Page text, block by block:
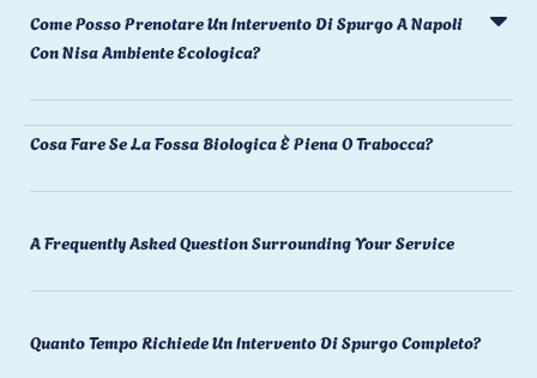
Come Posso Prenotare Un Intervento Di Spurgo A Napoli
Con Nisa Ambiente Ecologica?
Cosa Fare Se La Fossa Biologica È Piena O Trabocca?
A Frequently Asked Question Surrounding Your Service
Quanto Tempo Richiede Un Intervento Di Spurgo Completo?